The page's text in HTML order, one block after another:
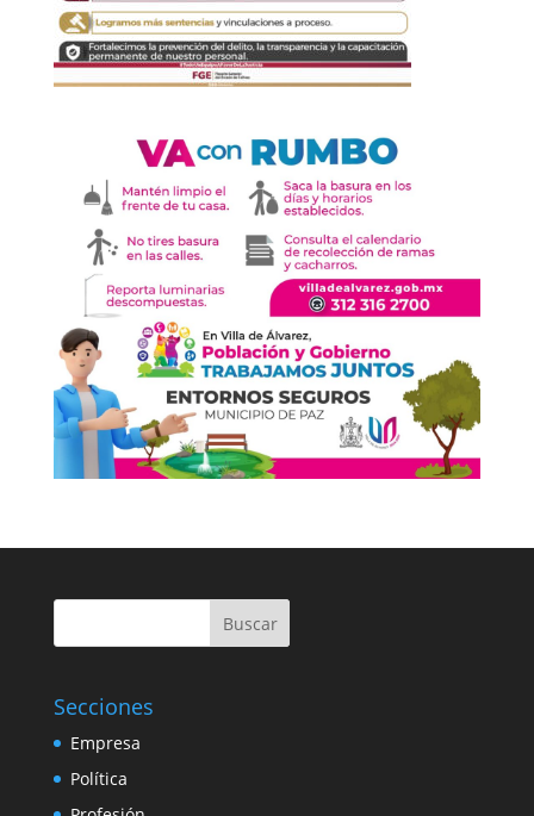
Buscar
Secciones
Empresa
Política